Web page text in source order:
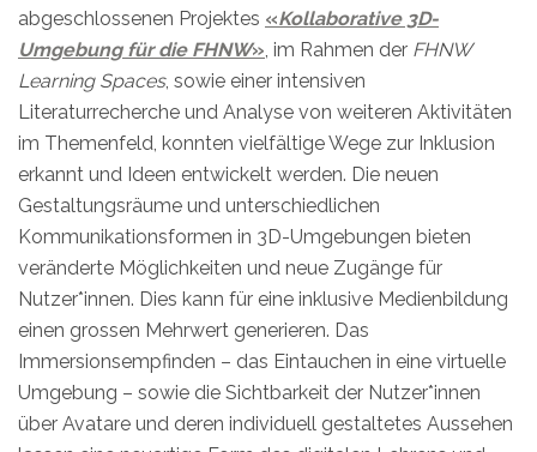
abgeschlossenen Projektes «Kollaborative 3D-
Umgebung für die FHNW» , im Rahmen der FHNW
Learning Spaces, sowie einer intensiven
Literaturrecherche und Analyse von weiteren Aktivitäten
im Themenfeld, konnten vielfältige Wege zur Inklusion
erkannt und Ideen entwickelt werden. Die neuen
Gestaltungsräume und unterschiedlichen
Kommunikationsformen in 3D-Umgebungen bieten
veränderte Möglichkeiten und neue Zugänge für
Nutzer*innen. Dies kann für eine inklusive Medienbildung
einen grossen Mehrwert generieren. Das
Immersionsempfinden – das Eintauchen in eine virtuelle
Umgebung – sowie die Sichtbarkeit der Nutzer*innen
über Avatare und deren individuell gestaltetes Aussehen